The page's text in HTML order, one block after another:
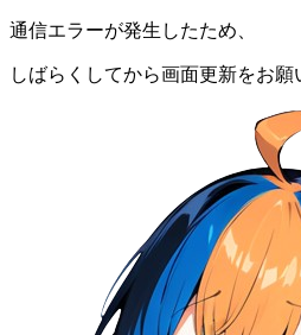
通信エラーが発生したため、
しばらくしてから画面更新をお願